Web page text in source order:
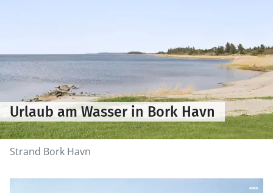
Strand Bork Havn
Urlaub am Wasser in Bork Havn